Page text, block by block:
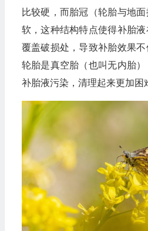
比较硬，而胎冠（轮胎与地
软，这种结构特点使得补胎
覆盖破损处，导致补胎效果
轮胎是真空胎（也叫无内胎
补胎液污染，清理起来更加困